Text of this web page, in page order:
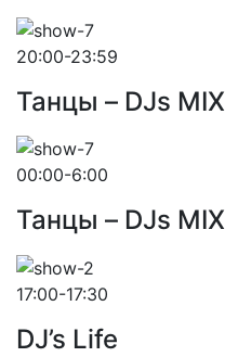
20:00-23:59
Танцы – DJs MIX
00:00-6:00
Танцы – DJs MIX
17:00-17:30
DJ’s Life